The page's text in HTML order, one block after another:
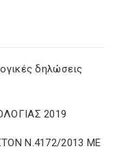
δηλώσεις
2019
Ν.4172/2013 ΜΕ